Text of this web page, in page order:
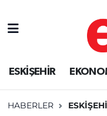
ESKİŞEHİR
HABERLER